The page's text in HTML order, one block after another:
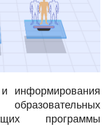
информирования
программы